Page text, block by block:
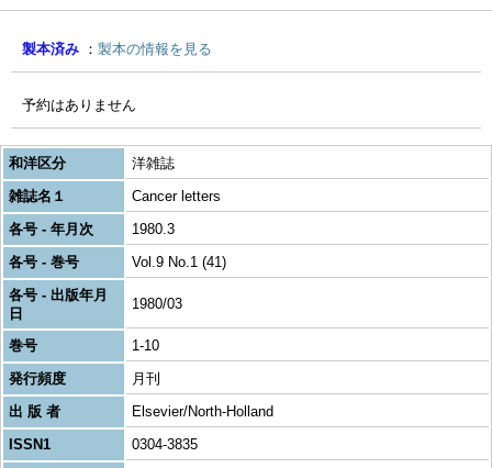
製本済み 製本の情報を見る
予約はありません
和洋区分
洋雑誌
雑誌名１
Cancer letters
各号 - 年月次
1980.3
各号 - 巻号
Vol.9 No.1 (41)
各号 - 出版年月
日
1980/03
巻号
1-10
発行頻度
月刊
出 版 者
Elsevier/North-Holland
ISSN1
0304-3835